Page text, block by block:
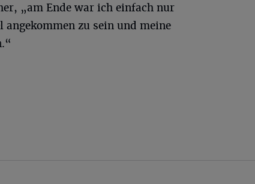
„am Ende war ich einfach nur
angekommen zu sein und meine